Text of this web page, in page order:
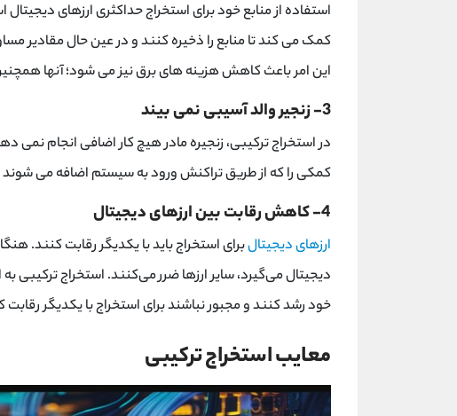
استفاده از منابع خود برای استخراج حداکثری ارزهای
کمک می کند تا منابع را ذخیره کنند و در عین حال مقادیر
این امر باعث کاهش هزینه های برق نیز می شود؛ آنها
3- زنجیر والد آسیبی نمی بیند
در استخراج ترکیبی، زنجیره مادر هیچ کار اضافی انجام نمی
کمکی را که از طریق تراکنش ورود به سیستم اضافه می شوند
4- کاهش رقابت بین ارزهای دیجیتال
ارزهای دیجیتالبرای استخراج باید با یکدیگر رقابت کنند.
دیجیتال می‌گیرد، سایر ارزها ضرر می‌کنند. استخراج ترکیبی
خود رشد کنند و مجبور نباشند برای استخراج با یکدیگر رقابت
معایب استخراج ترکیبی